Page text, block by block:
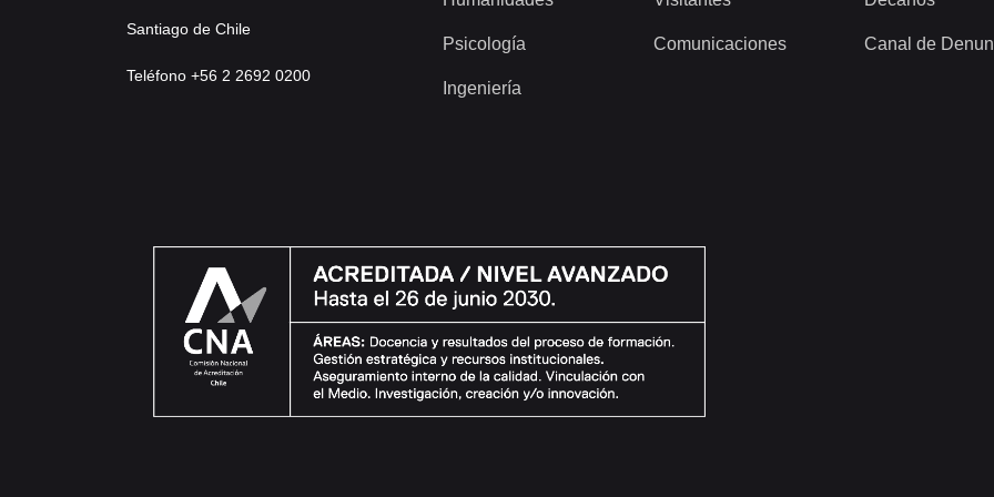
Santiago de Chile
Teléfono +56 2 2692 0200
Psicología
Ingeniería
Comunicaciones Canal de